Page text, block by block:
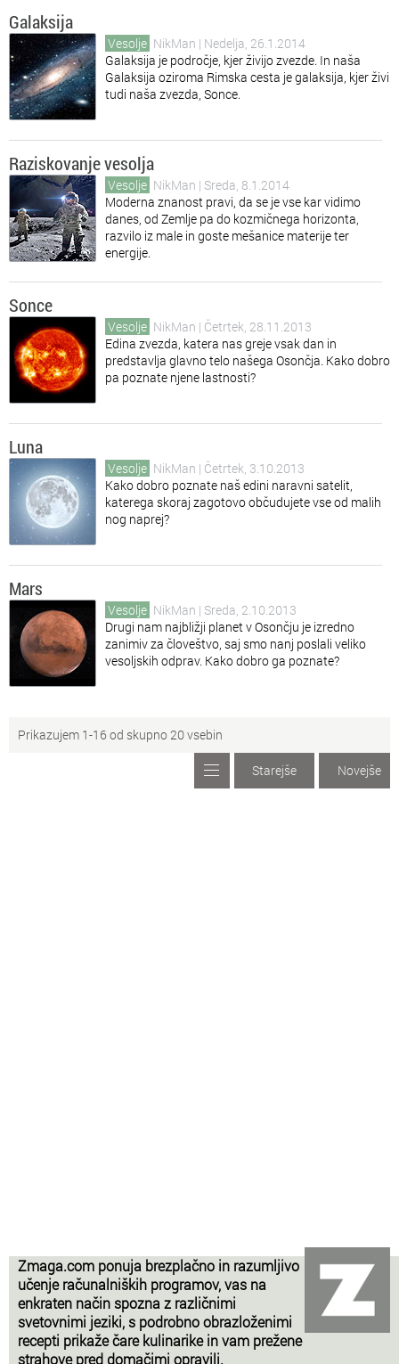
Galaksija
Vesolje NikMan | Nedelja, 26.1.2014
Galaksija je področje, kjer živijo zvezde. In naša
Galaksija oziroma Rimska cesta je galaksija, kjer živi
tudi naša zvezda, Sonce.
Raziskovanje vesolja
Vesolje NikMan | Sreda, 8.1.2014
Moderna znanost pravi, da se je vse kar vidimo
danes, od Zemlje pa do kozmičnega horizonta,
razvilo iz male in goste mešanice materije ter
energije.
Sonce
Vesolje NikMan | Četrtek, 28.11.2013
Edina zvezda, katera nas greje vsak dan in
predstavlja glavno telo našega Osončja. Kako dobro
pa poznate njene lastnosti?
Luna
Vesolje NikMan | Četrtek, 3.10.2013
Kako dobro poznate naš edini naravni satelit,
katerega skoraj zagotovo občudujete vse od malih
nog naprej?
Mars
Vesolje NikMan | Sreda, 2.10.2013
Drugi nam najbližji planet v Osončju je izredno
zanimiv za človeštvo, saj smo nanj poslali veliko
vesoljskih odprav. Kako dobro ga poznate?
Prikazujem 1-16 od skupno 20 vsebin
Novejše
Starejše
Zmaga.com ponuja brezplačno in razumljivo
učenje računalniških programov, vas na
enkraten način spozna z različnimi
svetovnimi jeziki, s podrobno obrazloženimi
recepti prikaže čare kulinarike in vam prežene
strahove pred domačimi opravili.